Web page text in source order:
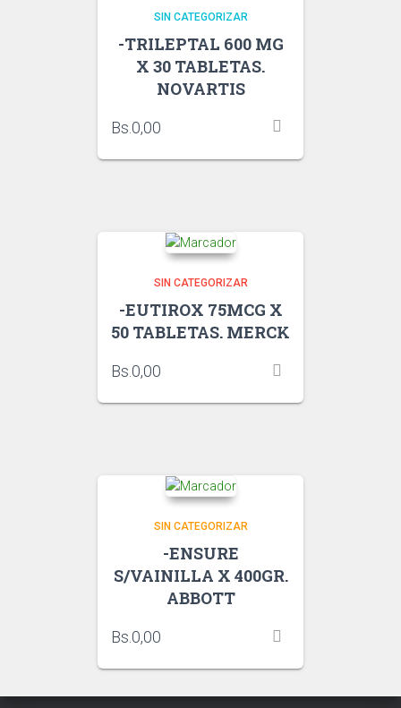
SIN CATEGORIZAR
-TRILEPTAL 600 MG
X 30 TABLETAS.
NOVARTIS
Bs. 0,00
SIN CATEGORIZAR
-EUTIROX 75MCG X
50 TABLETAS. MERCK
Bs. 0,00
SIN CATEGORIZAR
-ENSURE
S/VAINILLA X 400GR.
ABBOTT
Bs. 0,00